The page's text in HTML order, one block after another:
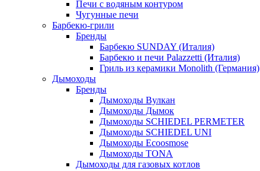
Печи с водяным контуром
Чугунные печи
Барбекю-грили
Бренды
Барбекю SUNDAY (Италия)
Барбекю и печи Palazzetti (Италия)
Гриль из керамики Monolith (Германия)
Дымоходы
Бренды
Дымоходы Вулкан
Дымоходы Дымок
Дымоходы SCHIEDEL PERMETER
Дымоходы SCHIEDEL UNI
Дымоходы Ecoosmose
Дымоходы TONA
Дымоходы для газовых котлов